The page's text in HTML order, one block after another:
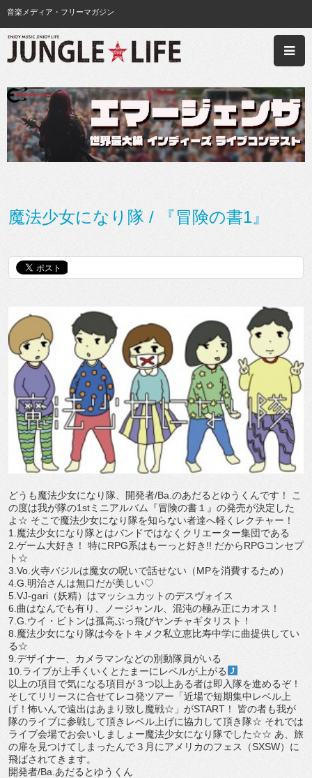
音楽メディア・フリーマガジン
魔法少女になり隊 / 『冒険の書1』
どうも魔法少女になり隊、開発者/Ba.のあだるとゆうくんです！ こ
の度は我が隊の1stミニアルバム『冒険の書１』の発売が決定した
よ☆ そこで魔法少女になり隊を知らない者達へ軽くレクチャー！
1.魔法少女になり隊とはバンドではなくクリエーター集団である
2.ゲーム大好き！ 特にRPG系はもーっと好き!! だからRPGコンセプ
ト☆
3.Vo.火寺バジルは魔女の呪いで話せない（MPを消費するため）
4.G.明治さんは無口だが美しい♡
5.VJ-gari（妖精）はマッシュカットのデスヴォイス
6.曲はなんでも有り、ノージャンル、混沌の極み正にカオス！
7.G.ウイ・ビトンは孤高ぶっ飛びヤンチャギタリスト！
8.魔法少女になり隊は今をトキメク私立恵比寿中学に曲提供してい
る☆
9.デザイナー、カメラマンなどの別動隊員がいる
10.ライブが上手くいくとたまーにレベルが上がる
以上の項目で気になる項目が３つ以上ある者は即入隊を進めるぞ！
そしてリリースに合せてレコ発ツアー「近場で短期集中レベル上
げ！怖いんで遠出はあまり致し魔戦☆」がSTART！ 皆の者も我が
隊のライブに参戦して頂きレベル上げに協力して頂き隊☆ それでは
ライブ会場でお会いしましょー魔法少女になり隊でした☆☆ あ、旅
の扉を見つけてしまったんで３月にアメリカのフェス（SXSW）に
飛ばされてきます。
開発者/Ba.あだるとゆうくん